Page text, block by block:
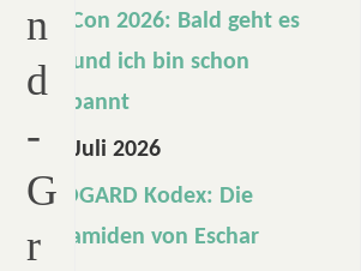
n
d
-
G
r
RatCon 2026: Bald geht es
los und ich bin schon
gespannt
13. Juli 2026
MIDGARD Kodex: Die
Pyramiden von Eschar